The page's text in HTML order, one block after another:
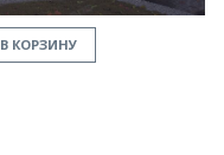
В КОРЗИНУ